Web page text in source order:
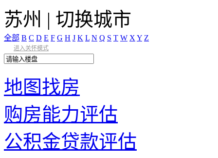
苏州 | 切换城市
全部 B C D E F G H J K L N Q S T W X Y Z
进入关怀模式
地图找房
购房能力评估
公积金贷款评估